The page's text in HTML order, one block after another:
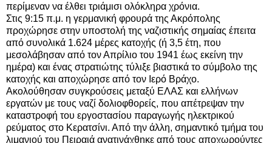
περίμεναν να έλθει τριάμισι ολόκληρα χρόνια.
Στις 9:15 π.μ. η γερμανική φρουρά της Ακρόπολης
προχώρησε στην υποστολή της ναζιστικής σημαίας έπειτα
από συνολικά 1.624 μέρες κατοχής (ή 3,5 έτη, που
μεσολάβησαν από τον Απρίλιο του 1941 έως εκείνη την
ημέρα) και ένας στρατιώτης τύλιξε βιαστικά το σύμβολο της
κατοχής και αποχώρησε από τον Ιερό Βράχο.
Ακολούθησαν συγκρούσεις μεταξύ ΕΛΑΣ και ελλήνων
εργατών με τους ναζί δολιοφθορείς, που απέτρεψαν την
καταστροφή του εργοστασίου παραγωγής ηλεκτρικού
ρεύματος στο Κερατσίνι. Από την άλλη, σημαντικό τμήμα του
λιμανιού του Πειραιά ανατινάχθηκε από τους αποχωρούντες